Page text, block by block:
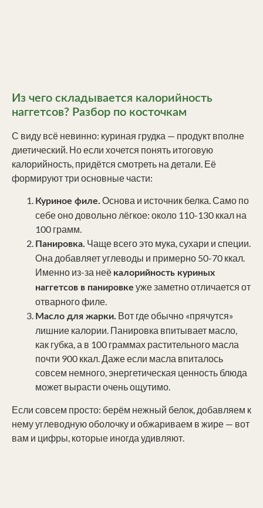
Из чего складывается калорийность
наггетсов? Разбор по косточкам
С виду всё невинно: куриная грудка — продукт вполне
диетический. Но если хочется понять итоговую
калорийность, придётся смотреть на детали. Её
формируют три основные части:
Куриное филе. Основа и источник белка. Само по
себе оно довольно лёгкое: около 110-130 ккал на
100 грамм.
Панировка. Чаще всего это мука, сухари и специи.
Она добавляет углеводы и примерно 50-70 ккал.
Именно из-за неё калорийность куриных
наггетсов в панировке уже заметно отличается от
отварного филе.
Масло для жарки. Вот где обычно «прячутся»
лишние калории. Панировка впитывает масло,
как губка, а в 100 граммах растительного масла
почти 900 ккал. Даже если масла впиталось
совсем немного, энергетическая ценность блюда
может вырасти очень ощутимо.
Если совсем просто: берём нежный белок, добавляем к
нему углеводную оболочку и обжариваем в жире — вот
вам и цифры, которые иногда удивляют.